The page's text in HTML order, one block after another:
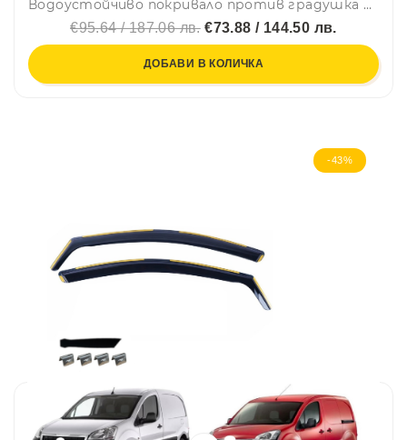
Водоустойчиво покривало против градушка с алуминиево покритие за автомобил размер L - 4.8m x 1.78m x 1.2m
€95.64 / 187.06 лв.€73.88 / 144.50 лв.
ДОБАВИ В КОЛИЧКА
-43%